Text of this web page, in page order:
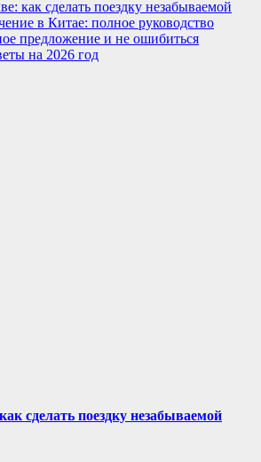
как сделать поездку незабываемой
в Китае: полное руководство
предложение и не ошибиться
на 2026 год
сделать поездку незабываемой